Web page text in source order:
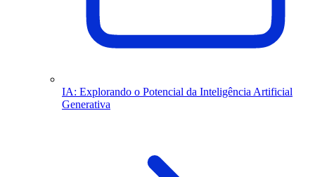
IA: Explorando o Potencial da Inteligência Artificial
Generativa